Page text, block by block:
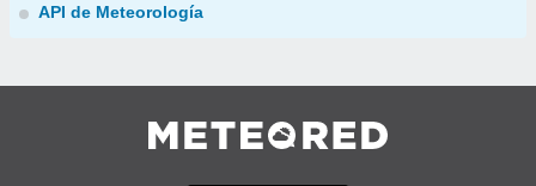
API de Meteorología